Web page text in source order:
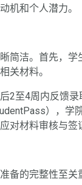
机和个人潜力。
洁。首先，学
关材料。
4周内反馈录
），
对材料审核与签
的完整性至关